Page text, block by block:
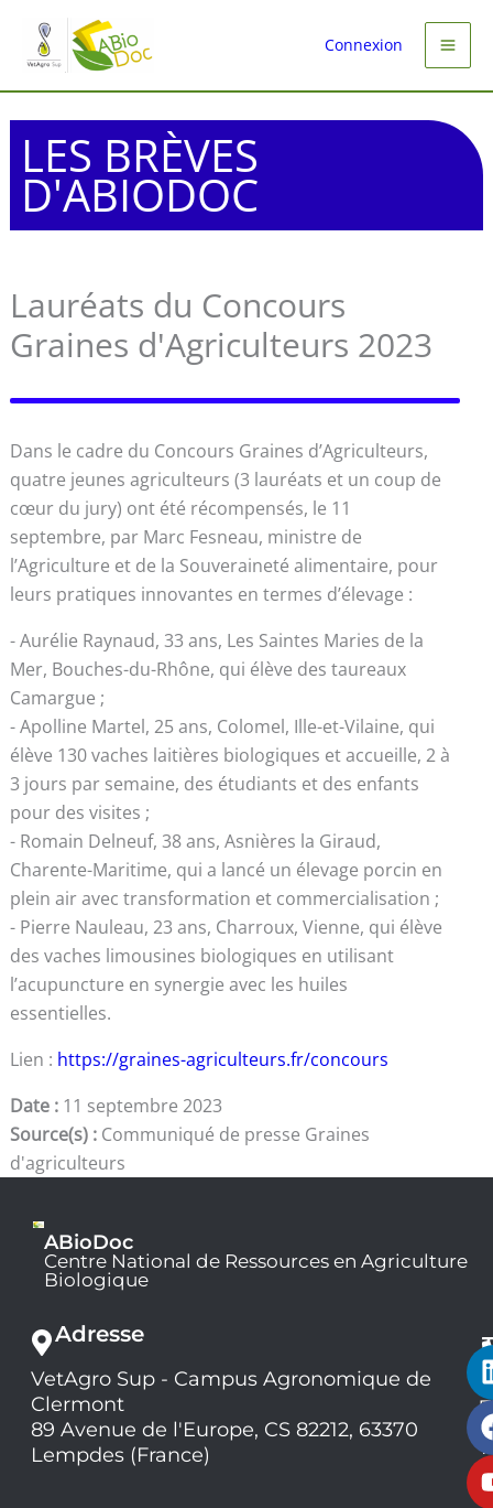
contenu
Connexion
LES BRÈVES
D'ABIODOC
Lauréats du Concours
Graines d'Agriculteurs 2023
Dans le cadre du Concours Graines d’Agriculteurs,
quatre jeunes agriculteurs (3 lauréats et un coup de
cœur du jury) ont été récompensés, le 11
septembre, par Marc Fesneau, ministre de
l’Agriculture et de la Souveraineté alimentaire, pour
leurs pratiques innovantes en termes d’élevage :
- Aurélie Raynaud, 33 ans, Les Saintes Maries de la
Mer, Bouches-du-Rhône, qui élève des taureaux
Camargue ;
- Apolline Martel, 25 ans, Colomel, Ille-et-Vilaine, qui
élève 130 vaches laitières biologiques et accueille, 2 à
3 jours par semaine, des étudiants et des enfants
pour des visites ;
- Romain Delneuf, 38 ans, Asnières la Giraud,
Charente-Maritime, qui a lancé un élevage porcin en
plein air avec transformation et commercialisation ;
- Pierre Nauleau, 23 ans, Charroux, Vienne, qui élève
des vaches limousines biologiques en utilisant
l’acupuncture en synergie avec les huiles
essentielles.
Lien : https://graines-agriculteurs.fr/concours
Date : 11 septembre 2023
Source(s) : Communiqué de presse Graines
d'agriculteurs
ABioDoc
Centre National de Ressources en Agriculture
Biologique
Adresse
VetAgro Sup - Campus Agronomique de
Clermont
89 Avenue de l'Europe, CS 82212, 63370
Lempdes (France)